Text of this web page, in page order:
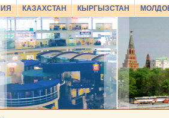
КАЗАХСТАН КЫРГЫЗСТАН